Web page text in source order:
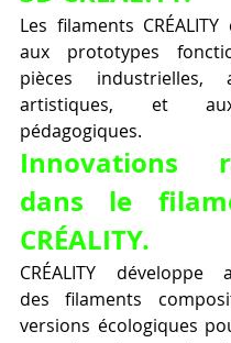
Les filaments
aux prototypes
pièces industrielles,
artistiques, et
pédagogiques.
Innovations
dans le
CRÉALITY.
CRÉALITY développe
des filaments
versions écologiques